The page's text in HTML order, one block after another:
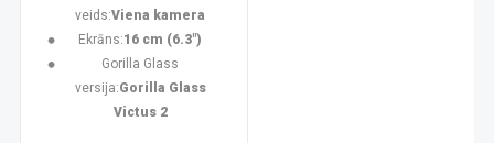
veids:Viena kamera
Ekrāns:16 cm (6.3")
Gorilla Glass
versija:Gorilla Glass
Victus 2